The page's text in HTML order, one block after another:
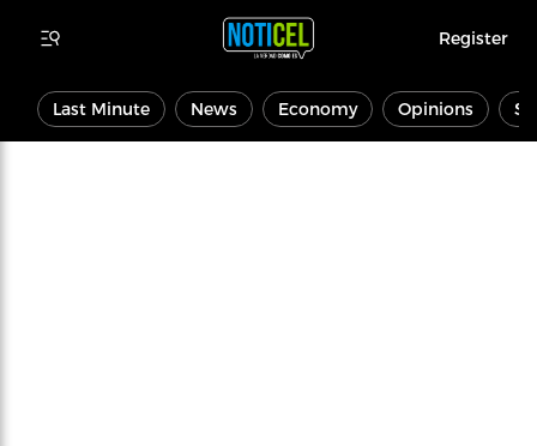
Register
Last Minute News Economy Opinions